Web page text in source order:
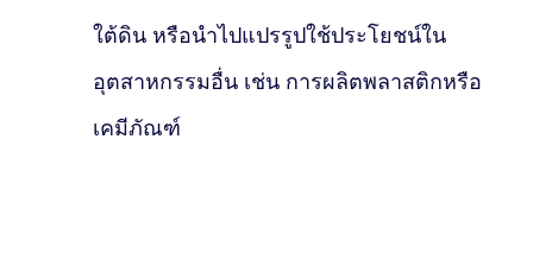
ใต้ดิน หรือนำไปแปรรูปใช้ประโยชน์ใน
อุตสาหกรรมอื่น เช่น การผลิตพลาสติกหรือ
เคมีภัณฑ์